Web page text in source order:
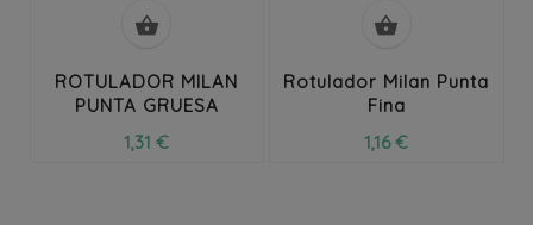

ROTULADOR MILAN
PUNTA GRUESA
1,31 €

Rotulador Milan Punta
Fina
1,16 €